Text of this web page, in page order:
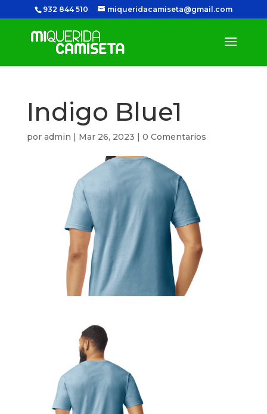
932 844 510 miqueridacamiseta@gmail.com
Indigo Blue1
por admin | Mar 26, 2023 | 0 Comentarios